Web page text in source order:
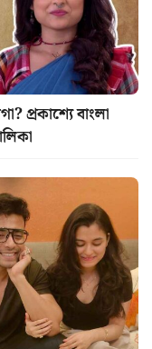
প্রকাশ্যে বাংলা